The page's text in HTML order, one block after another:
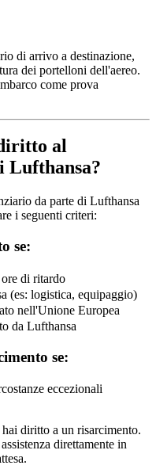
di arrivo a destinazione,
dei portelloni dell'aereo.
come prova
al
da parte di Lufthansa
i seguenti criteri:
se:
di ritardo
(es: logistica, equipaggio)
nell'Unione Europea
da Lufthansa
se:
eccezionali
diritto a un risarcimento.
direttamente in